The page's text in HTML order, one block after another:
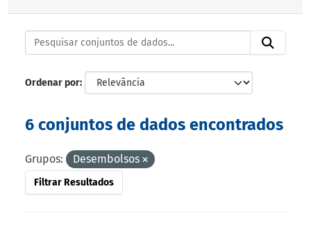
Ordenar por
6 conjuntos de dados encontrados
Grupos: Desembolsos
Filtrar Resultados